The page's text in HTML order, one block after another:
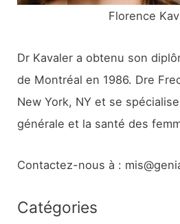
Florence
Dr Kavaler a obtenu son
de Montréal en 1986. Dre
New York, NY et se
générale et la santé des
Contactez-nous à :
Catégories